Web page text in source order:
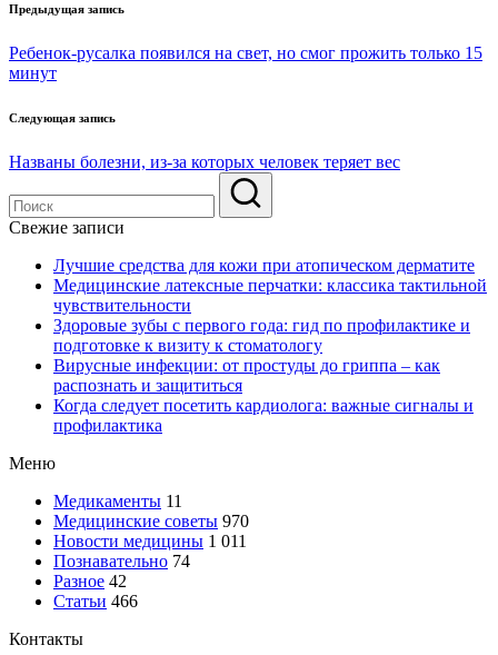
Навигация
по
записям
Предыдущая запись
Ребенок-русалка появился на свет, но смог прожить только 15
минут
Следующая запись
Названы болезни, из-за которых человек теряет вес
Свежие записи
Лучшие средства для кожи при атопическом дерматите
Медицинские латексные перчатки: классика тактильной
чувствительности
Здоровые зубы с первого года: гид по профилактике и
подготовке к визиту к стоматологу
Вирусные инфекции: от простуды до гриппа – как
распознать и защититься
Когда следует посетить кардиолога: важные сигналы и
профилактика
Меню
Медикаменты 11
Медицинские советы 970
Новости медицины 1 011
Познавательно 74
Разное 42
Статьи 466
Контакты